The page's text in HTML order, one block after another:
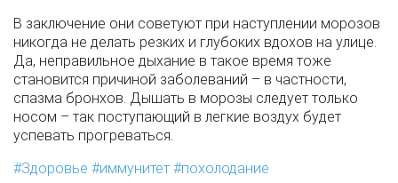
В заключение они советуют при наступлении морозов
никогда не делать резких и глубоких вдохов на улице.
Да, неправильное дыхание в такое время тоже
становится причиной заболеваний – в частности,
спазма бронхов. Дышать в морозы следует только
носом – так поступающий в легкие воздух будет
успевать прогреваться.
Здоровье
иммунитет похолодание